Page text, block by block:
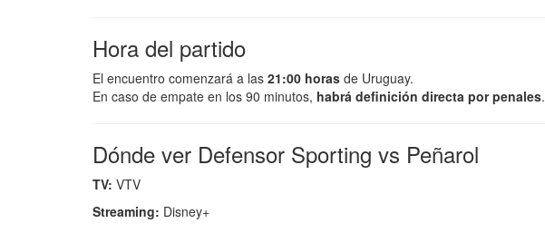
Hora del partido
El encuentro comenzará a las 21:00 horas de Uruguay.
En caso de empate en los 90 minutos, habrá definición directa por penales.
Dónde ver Defensor Sporting vs Peñarol
TV: VTV
Streaming: Disney+